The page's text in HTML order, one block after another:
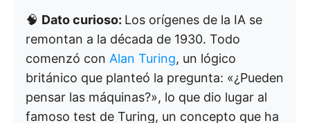
🧠 Dato curioso: Los orígenes de la IA se
remontan a la década de 1930. Todo
comenzó con Alan Turing, un lógico
británico que planteó la pregunta: «¿Pueden
pensar las máquinas?», lo que dio lugar al
famoso test de Turing, un concepto que ha